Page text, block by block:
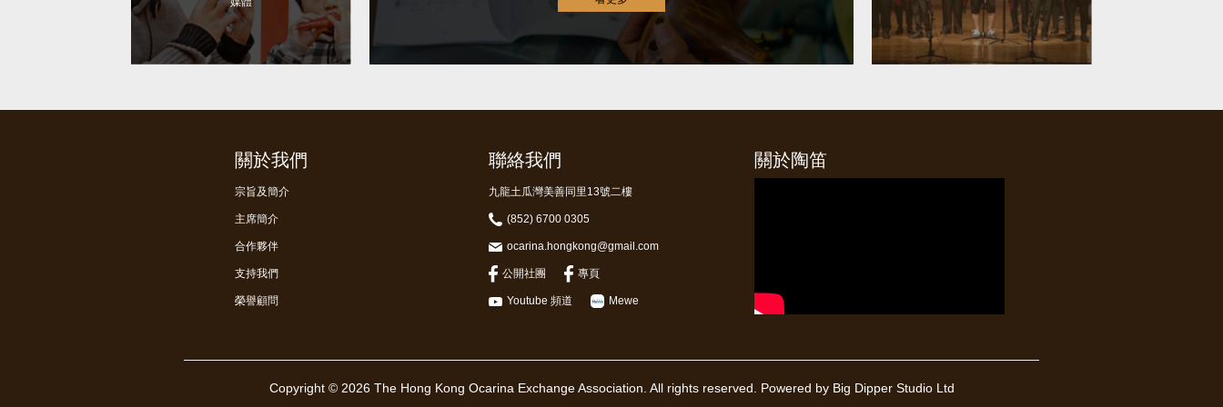
關於我們
宗旨及簡介
主席簡介
合作夥伴
支持我們
榮譽顧問
聯絡我們
九龍土瓜灣美善同里13號二樓
(852) 6700 0305
ocarina.hongkong@gmail.com
公開社團 專頁
Youtube 頻道 Mewe
關於陶笛
Copyright © 2026 The Hong Kong Ocarina Exchange Association. All rights reserved. Powered by Big Dipper Studio Ltd